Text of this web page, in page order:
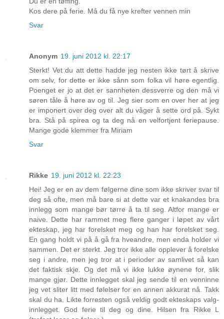
Kos dere på ferie. Må du få nye krefter vennen min
Svar
Anonym 19. juni 2012 kl. 22:17
Sterkt! Vet du att dette hadde jeg nesten ikke tørt å skrive
om selv, for dette er ikke sånn som folka vil høre egentlig.
Poenget er jo at det er sannheten dessverre og den må vi
søren tåle å høre av og til. Jeg sier som en over her at jeg
er imponert over deg over alt du våger å sette ord på. Sykt
bra. Stå på spirea og ta deg nå en velfortjent feriepause.
Mange gode klemmer fra Miriam
Svar
Rikke 19. juni 2012 kl. 22:23
Hei! Jeg er en av dem følgerne dine som ikke skriver svar til
deg så ofte, men må bare si at dette var et knakandes bra
innlegg som mange bør tørre å ta til seg. Altfor mange er
naive. Dette har rammet meg flere ganger i løpet av vårt
ekteskap, jeg har forelsket meg og han har forelsket seg.
En gang holdt vi på å gå fra hveandre, men enda holder vi
sammen. Det er sterkt. Jeg tror ikke alle opplever å forelske
seg i andre, men jeg tror at i perioder av samlivet så kan
det faktisk skje. Og det må vi ikke lukke øynene for, slik
mange gjør. Dette innlegget skal jeg sende til en venninne
jeg vet sliter litt med følelser for en annen akkurat nå. Takk
skal du ha. Likte forresten også veldig godt ekteskaps valg-
innlegget. God ferie til deg og dine. Hilsen fra Rikke L